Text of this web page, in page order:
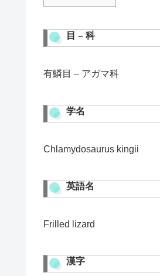
目 – 科
有鱗目 – アガマ科
学名
Chlamydosaurus kingii
英語名
Frilled lizard
漢字